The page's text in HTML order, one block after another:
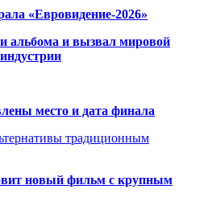
«Евровидение-2026»
альбома и вызвал мировой
место и дата финала
традиционным
новый фильм с крупным